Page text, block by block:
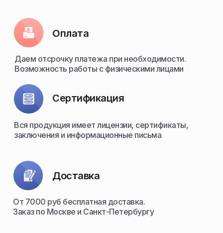
Сертификация
Вся продукция имеет лицензии, сертификаты,
заключения и информационные письма
Оплата
Даем отсрочку платежа при необходимости.
Возможность работы с физическими лицами
Доставка
От 7000 руб бесплатная доставка.
Заказ по Москве и Санкт-Петербургу